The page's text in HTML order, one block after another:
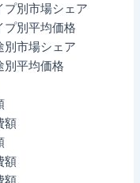
プ別市場シェア
プ別平均価格
別市場シェア
別平均価格
額
額